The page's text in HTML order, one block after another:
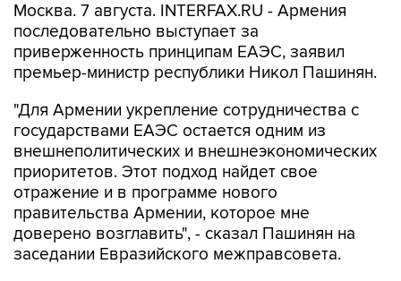
Москва. 7 августа. INTERFAX.RU - Армения
последовательно выступает за
приверженность принципам ЕАЭС, заявил
премьер-министр республики Никол Пашинян.
"Для Армении укрепление сотрудничества с
государствами ЕАЭС остается одним из
внешнеполитических и внешнеэкономических
приоритетов. Этот подход найдет свое
отражение и в программе нового
правительства Армении, которое мне
доверено возглавить", - сказал Пашинян на
заседании Евразийского межправсовета.